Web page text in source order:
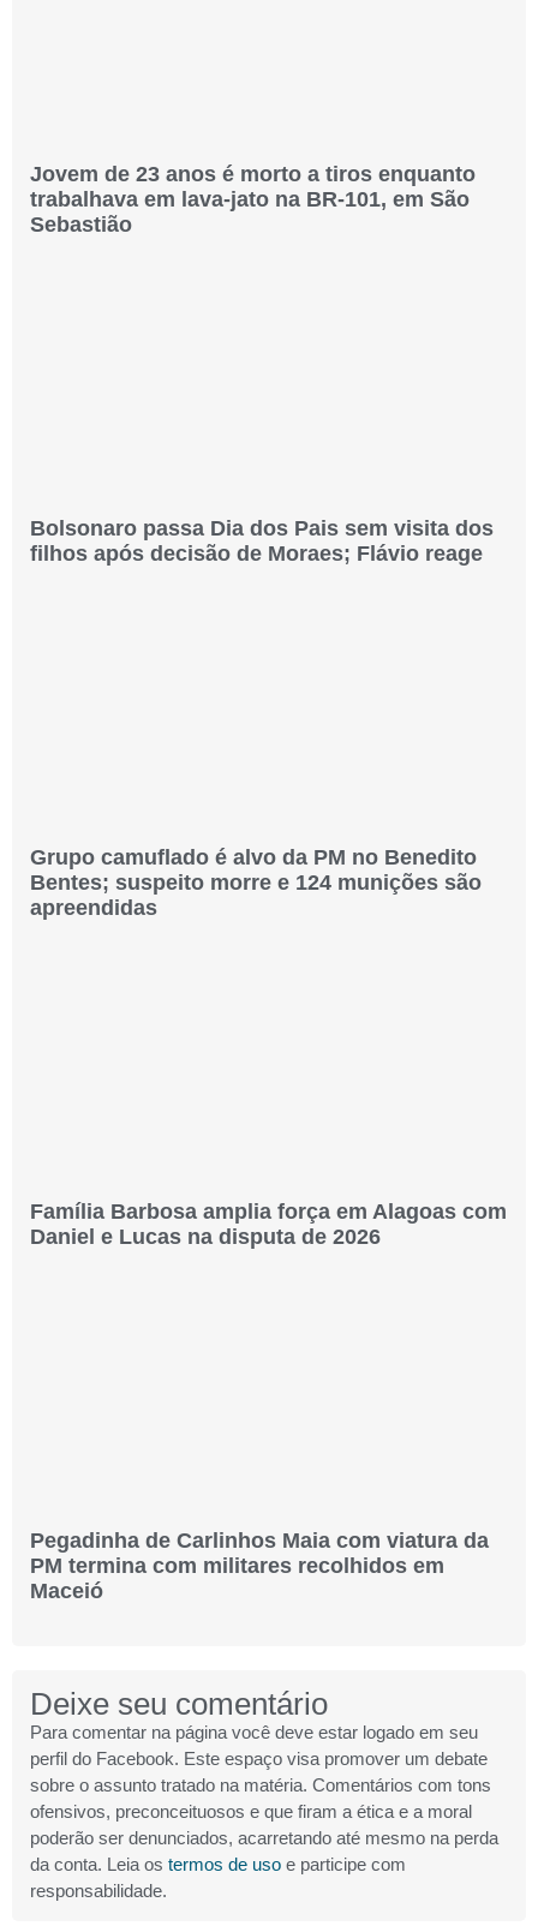
Jovem de 23 anos é morto a tiros enquanto
trabalhava em lava-jato na BR-101, em São
Sebastião
Bolsonaro passa Dia dos Pais sem visita dos
filhos após decisão de Moraes; Flávio reage
Grupo camuflado é alvo da PM no Benedito
Bentes; suspeito morre e 124 munições são
apreendidas
Família Barbosa amplia força em Alagoas com
Daniel e Lucas na disputa de 2026
Pegadinha de Carlinhos Maia com viatura da
PM termina com militares recolhidos em
Maceió
Deixe seu comentário
Para comentar na página você deve estar logado em seu
perfil do Facebook. Este espaço visa promover um debate
sobre o assunto tratado na matéria. Comentários com tons
ofensivos, preconceituosos e que firam a ética e a moral
poderão ser denunciados, acarretando até mesmo na perda
da conta. Leia os termos de uso e participe com
responsabilidade.